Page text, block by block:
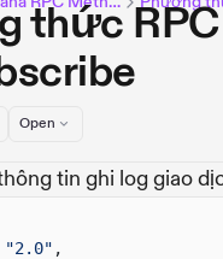
thức RPC
Open
tin ghi log giao
"2.0" ,